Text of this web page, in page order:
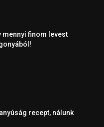
mennyi finom levest
recept, nálunk